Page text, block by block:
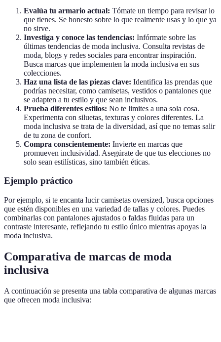
Evalúa tu armario actual: Tómate un tiempo para revisar lo
que tienes. Se honesto sobre lo que realmente usas y lo que ya
no sirve.
Investiga y conoce las tendencias: Infórmate sobre las
últimas tendencias de moda inclusiva. Consulta revistas de
moda, blogs y redes sociales para encontrar inspiración.
Busca marcas que implementen la moda inclusiva en sus
colecciones.
Haz una lista de las piezas clave: Identifica las prendas que
podrías necesitar, como camisetas, vestidos o pantalones que
se adapten a tu estilo y que sean inclusivos.
Prueba diferentes estilos: No te limites a una sola cosa.
Experimenta con siluetas, texturas y colores diferentes. La
moda inclusiva se trata de la diversidad, así que no temas salir
de tu zona de confort.
Compra conscientemente: Invierte en marcas que
promueven inclusividad. Asegúrate de que tus elecciones no
solo sean estilísticas, sino también éticas.
Ejemplo práctico
Por ejemplo, si te encanta lucir camisetas oversized, busca opciones
que estén disponibles en una variedad de tallas y colores. Puedes
combinarlas con pantalones ajustados o faldas fluidas para un
contraste interesante, reflejando tu estilo único mientras apoyas la
moda inclusiva.
Comparativa de marcas de moda
inclusiva
A continuación se presenta una tabla comparativa de algunas marcas
que ofrecen moda inclusiva: